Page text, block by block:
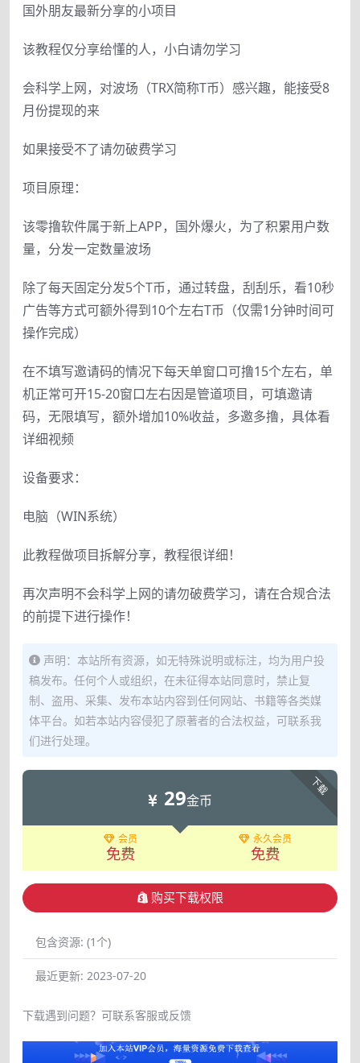
国外朋友最新分享的小项目
该教程仅分享给懂的人，小白请勿学习
会科学上网，对波场（TRX简称T币）感兴趣，能接受8
月份提现的来
如果接受不了请勿破费学习
项目原理：
该零撸软件属于新上APP，国外爆火，为了积累用户数
量，分发一定数量波场
除了每天固定分发5个T币，通过转盘，刮刮乐，看10秒
广告等方式可额外得到10个左右T币（仅需1分钟时间可
操作完成）
在不填写邀请码的情况下每天单窗口可撸15个左右，单
机正常可开15-20窗口左右因是管道项目，可填邀请
码，无限填写，额外增加10%收益，多邀多撸，具体看
详细视频
设备要求：
电脑（WIN系统）
此教程做项目拆解分享，教程很详细！
再次声明不会科学上网的请勿破费学习，请在合规合法
的前提下进行操作！
声明：本站所有资源，如无特殊说明或标注，均为用户投
稿发布。任何个人或组织，在未征得本站同意时，禁止复
制、盗用、采集、发布本站内容到任何网站、书籍等各类媒
体平台。如若本站内容侵犯了原著者的合法权益，可联系我
们进行处理。
下载
29金币
会员
免费
永久会员
免费
购买下载权限
包含资源: (1个)
最近更新: 2023-07-20
下载遇到问题？可联系客服或反馈